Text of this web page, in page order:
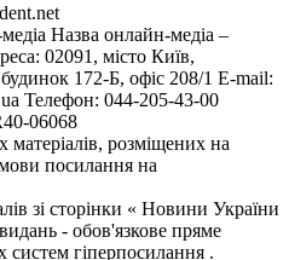
Назва онлайн-медіа –
02091, місто Київ,
172-Б, офіс 208/1 E-mail:
Телефон: 044-205-43-00
06068
матеріалів, розміщених на
посилання на
зі сторінки « Новини України
- обов'язкове пряме
систем гіперпосилання .